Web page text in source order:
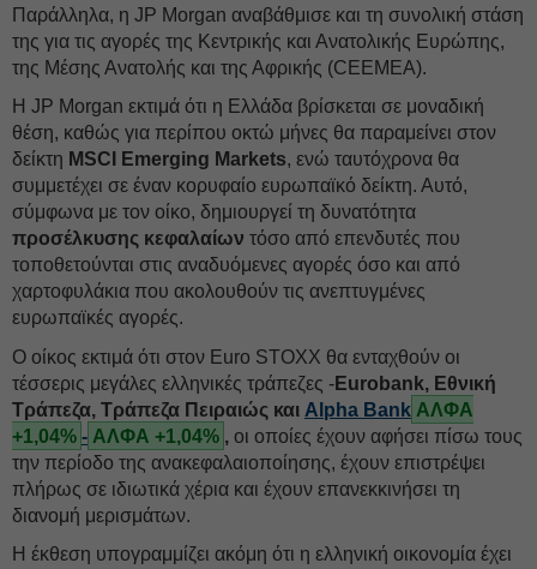
Παράλληλα, η JP Morgan αναβάθμισε και τη συνολική στάση
της για τις αγορές της Κεντρικής και Ανατολικής Ευρώπης,
της Μέσης Ανατολής και της Αφρικής (CEEMEA).
Η JP Morgan εκτιμά ότι η Ελλάδα βρίσκεται σε μοναδική
θέση, καθώς για περίπου οκτώ μήνες θα παραμείνει στον
δείκτη MSCI Emerging Markets, ενώ ταυτόχρονα θα
συμμετέχει σε έναν κορυφαίο ευρωπαϊκό δείκτη. Αυτό,
σύμφωνα με τον οίκο, δημιουργεί τη δυνατότητα
προσέλκυσης κεφαλαίων τόσο από επενδυτές που
τοποθετούνται στις αναδυόμενες αγορές όσο και από
χαρτοφυλάκια που ακολουθούν τις ανεπτυγμένες
ευρωπαϊκές αγορές.
Ο οίκος εκτιμά ότι στον Euro STOXX θα ενταχθούν οι
τέσσερις μεγάλες ελληνικές τράπεζες -Eurobank, Εθνική
Τράπεζα, Τράπεζα Πειραιώς και Alpha Bank ΑΛΦΑ
+1,04% - ΑΛΦΑ +1,04% , οι οποίες έχουν αφήσει πίσω τους
την περίοδο της ανακεφαλαιοποίησης, έχουν επιστρέψει
πλήρως σε ιδιωτικά χέρια και έχουν επανεκκινήσει τη
διανομή μερισμάτων.
Η έκθεση υπογραμμίζει ακόμη ότι η ελληνική οικονομία έχει